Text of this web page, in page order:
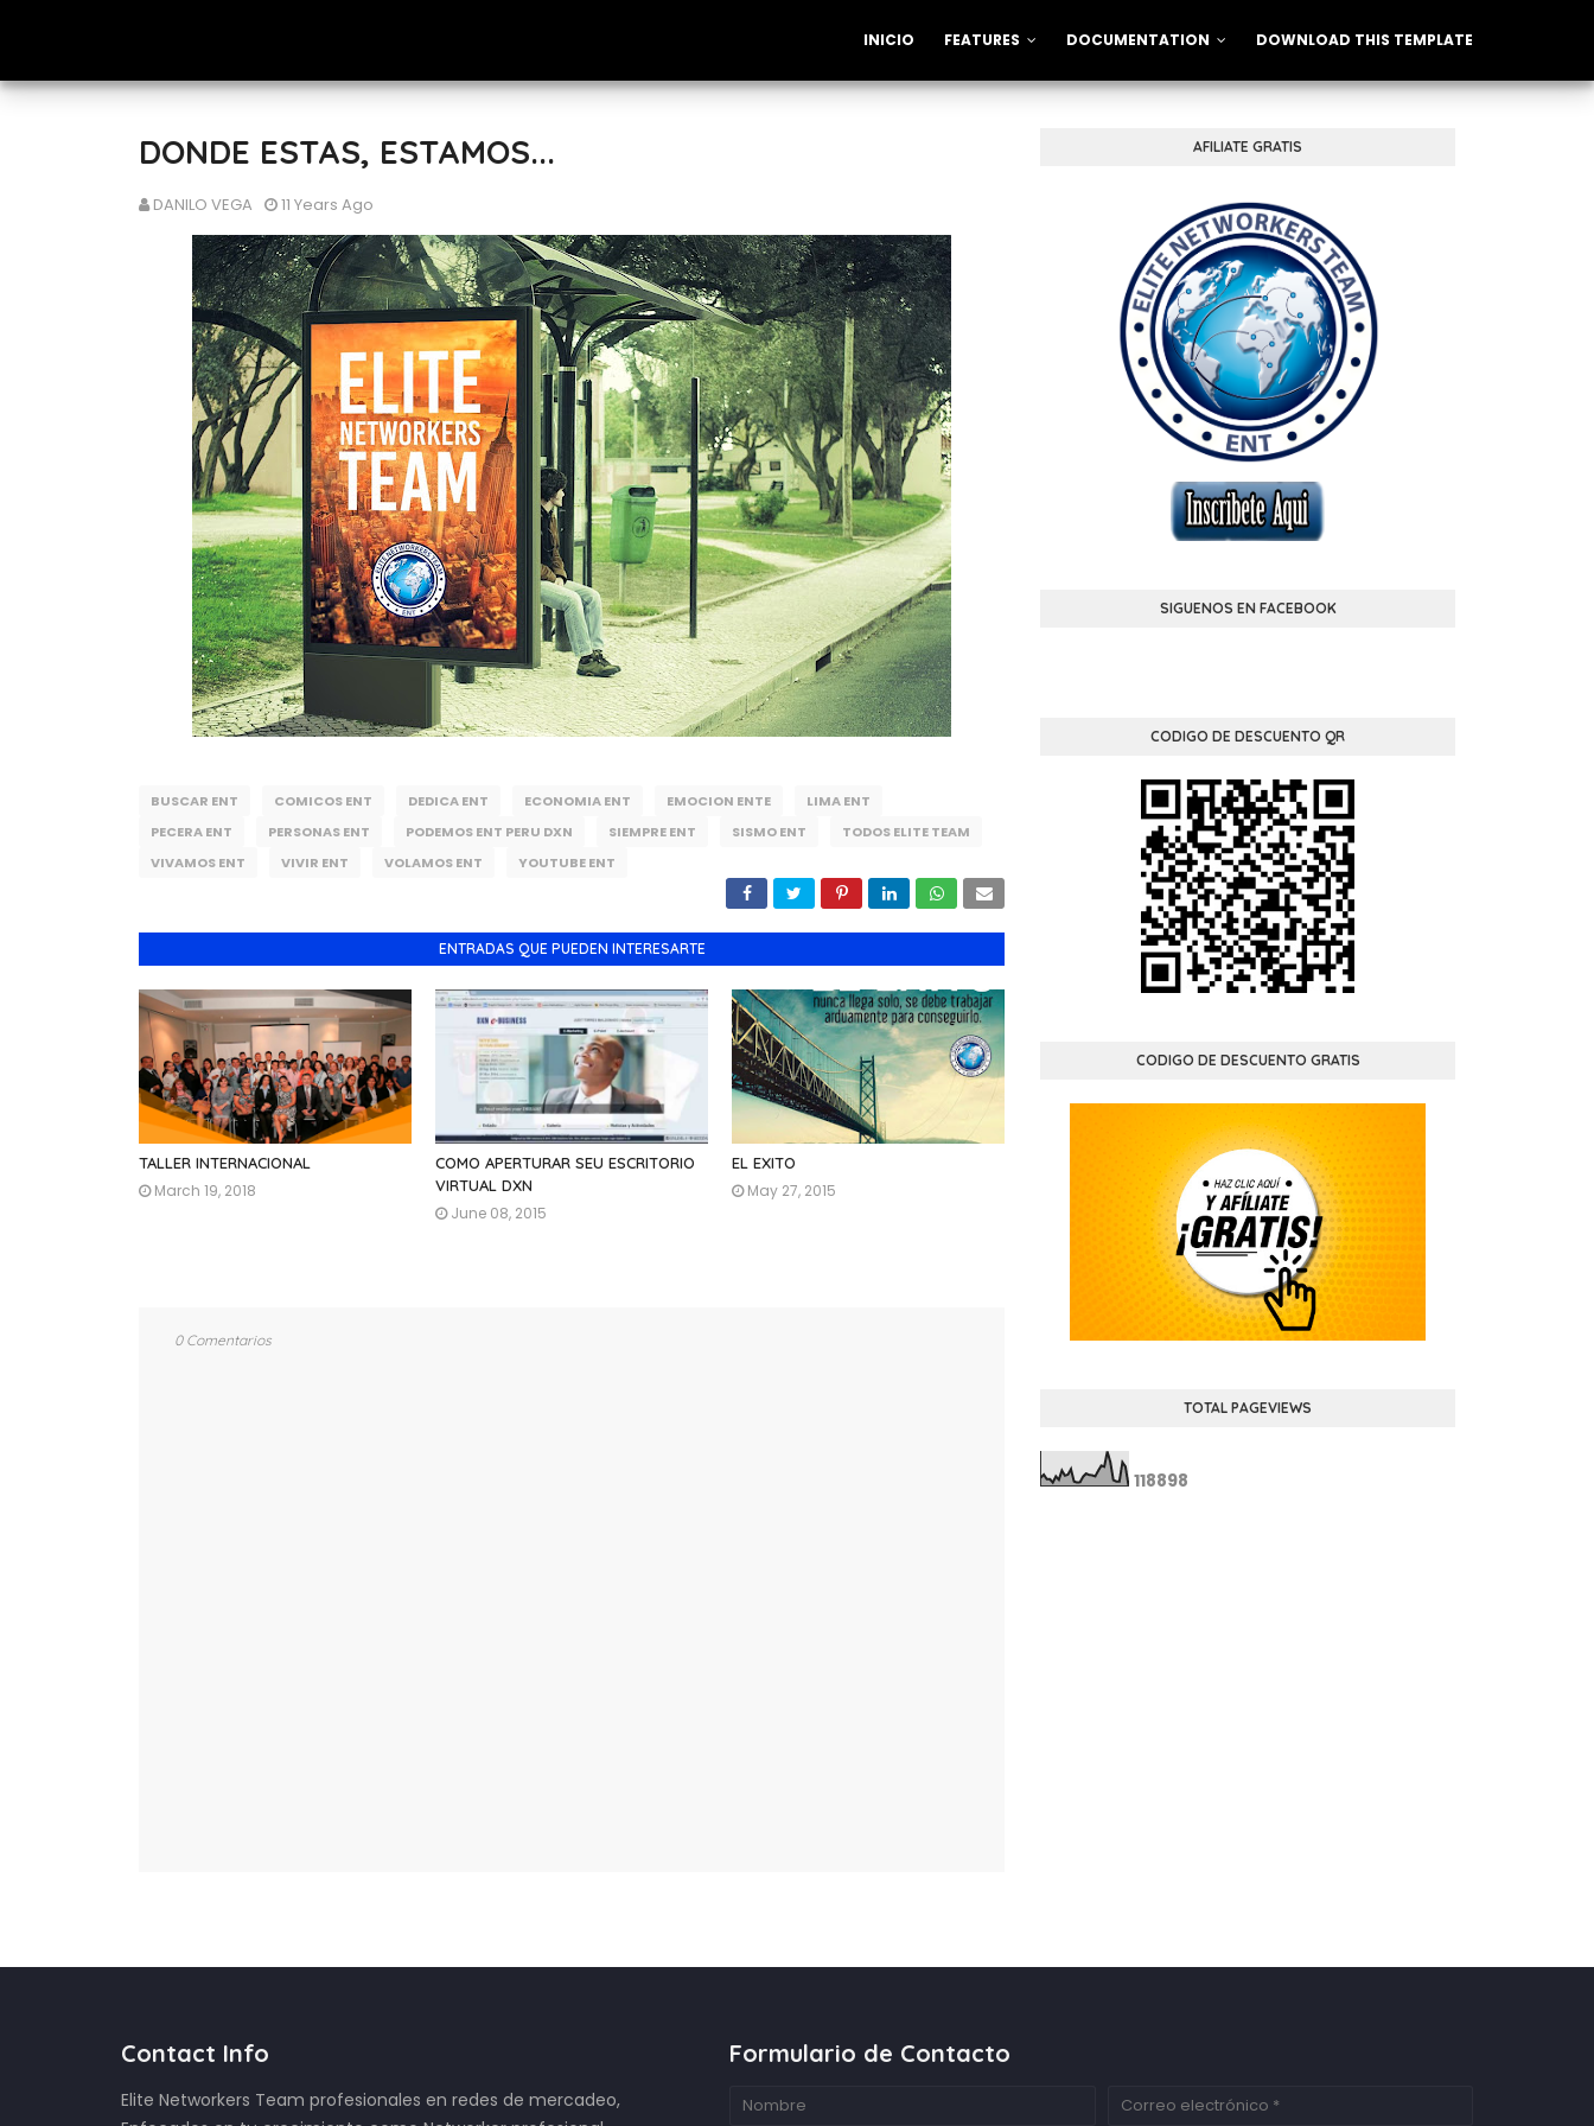
INICIO FEATURES DOCUMENTATION DOWNLOAD THIS TEMPLATE
DONDE ESTAS, ESTAMOS...
DANILO VEGA 11 Years Ago
BUSCAR ENT COMICOS ENT DEDICA ENT ECONOMIA ENT EMOCION ENTE
LIMA ENT
PECERA ENT
PERSONAS ENT PODEMOS ENT PERU DXN SIEMPRE ENT SISMO ENT
TODOS ELITE TEAM
VIVAMOS ENT
VIVIR ENT VOLAMOS ENT YOUTUBE ENT
ENTRADAS QUE PUEDEN INTERESARTE
TALLER INTERNACIONAL
March 19, 2018
COMO APERTURAR SEU ESCRITORIO
VIRTUAL DXN
June 08, 2015
EL EXITO
May 27, 2015
0 Comentarios
AFILIATE GRATIS
SIGUENOS EN FACEBOOK
CODIGO DE DESCUENTO QR
CODIGO DE DESCUENTO GRATIS
TOTAL PAGEVIEWS
118898
Contact Info
Elite Networkers Team profesionales en redes de mercadeo,
Formulario de Contacto